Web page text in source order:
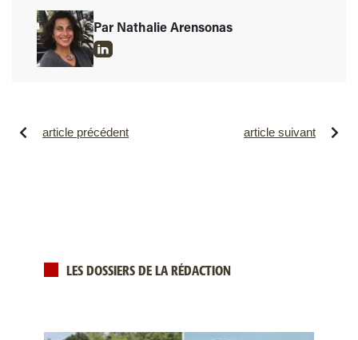
Par Nathalie Arensonas
article précédent article suivant
LES DOSSIERS DE LA RÉDACTION